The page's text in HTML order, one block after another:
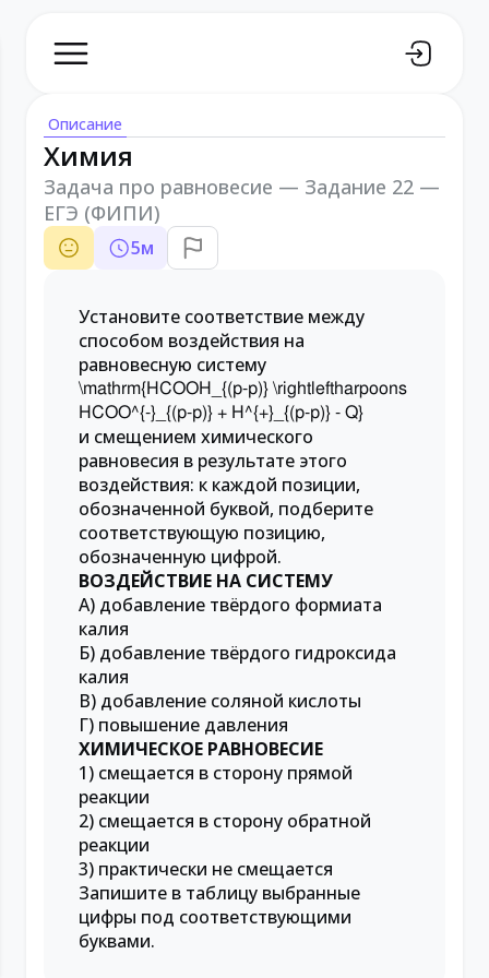
Описание
Химия
Задача про равновесие — Задание 22 —
ЕГЭ (ФИПИ)
5м
Установите соответствие между
способом воздействия на
равновесную систему
\mathrm{HCOOH_{(р-р)} \rightleftharpoons
HCOO^{-}_{(р-р)} + H^{+}_{(р-р)} - Q}
и смещением химического
равновесия в результате этого
воздействия: к каждой позиции,
обозначенной буквой, подберите
соответствующую позицию,
обозначенную цифрой.
ВОЗДЕЙСТВИЕ НА СИСТЕМУ
А) добавление твёрдого формиата
калия
Б) добавление твёрдого гидроксида
калия
В) добавление соляной кислоты
Г) повышение давления
ХИМИЧЕСКОЕ РАВНОВЕСИЕ
1) смещается в сторону прямой
реакции
2) смещается в сторону обратной
реакции
3) практически не смещается
Запишите в таблицу выбранные
цифры под соответствующими
буквами.